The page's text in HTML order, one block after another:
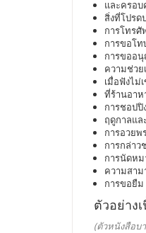
และครอบ
สิ่งที่โปรด
การโทรศั
การขอโท
การขออ
ความช่วย
เมื่อฟังไม่
ที่ร้านอาห
การชอปปิ
ฤดูกาลแ
การอวยพ
การกล่าว
การนัดหม
ความสาม
การขอยืม
ตัวอย่าง
(ตัวหนังสือบ